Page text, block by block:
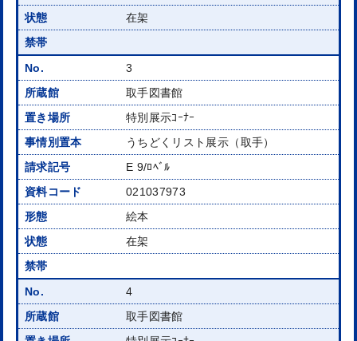
在架
3
取手図書館
特別展示ｺｰﾅｰ
うちどくリスト展示（取手）
E 9/ﾛﾍﾞﾙ
021037973
絵本
在架
4
取手図書館